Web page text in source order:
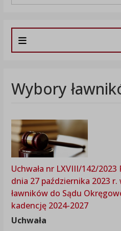
Wybory
Uchwała nr LXVIII/142/2023
dnia 27 października 2023
ławników do Sądu
kadencję 2024-2027
Uchwała